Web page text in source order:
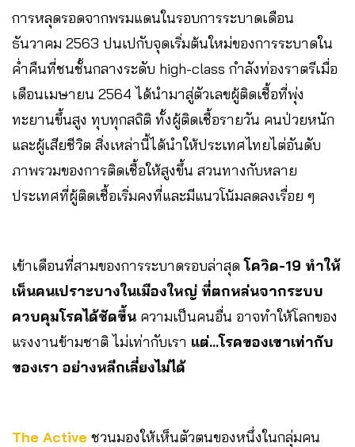
การหลุดรอดจากพรมแดนในรอบการระบาดเดือน
ธันวาคม 2563 ปนเปกับจุดเริ่มต้นใหม่ของการระบาดใน
ค่ำคืนที่ชนชั้นกลางระดับ high-class กำลังท่องราตรีเมื่อ
เดือนเมษายน 2564 ได้นำมาสู่ตัวเลขผู้ติดเชื้อที่พุ่ง
ทะยานขึ้นสูง ทุบทุกสถิติ ทั้งผู้ติดเชื้อรายวัน คนป่วยหนัก
และผู้เสียชีวิต สิ่งเหล่านี้ได้นำให้ประเทศไทยไต่อันดับ
ภาพรวมของการติดเชื้อให้สูงขึ้น สวนทางกับหลาย
ประเทศที่ผู้ติดเชื้อเริ่มคงที่และมีแนวโน้มลดลงเรื่อย ๆ
เข้าเดือนที่สามของการระบาดรอบล่าสุดโควิด-19 ทำให้
เห็นคนเปราะบางในเมืองใหญ่ ที่ตกหล่นจากระบบ
ควบคุมโรคได้ชัดขึ้น ความเป็นคนอื่น อาจทำให้โลกของ
แรงงานข้ามชาติ ไม่เท่ากับเรา แต่…โรคของเขาเท่ากับ
ของเรา อย่างหลีกเลี่ยงไม่ได้
The Active ชวนมองให้เห็นตัวตนของหนึ่งในกลุ่มคน